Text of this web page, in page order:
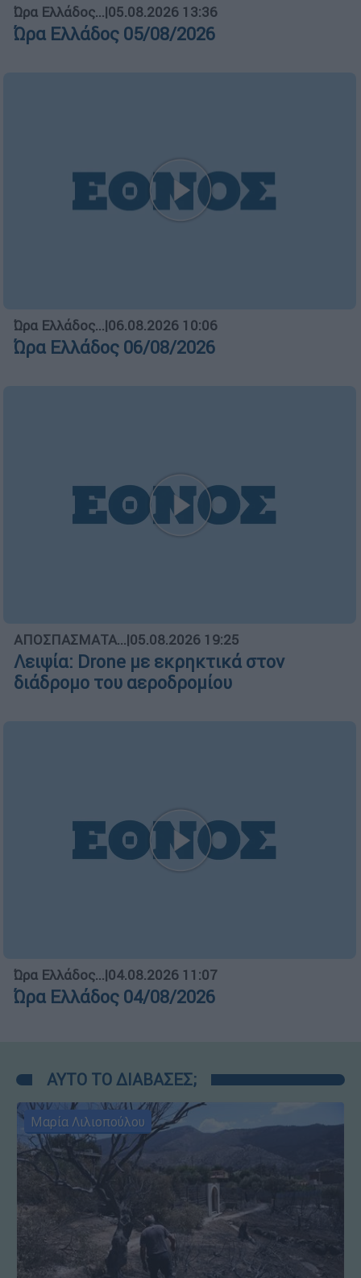
ΑΥΤΟ ΤΟ ΔΙΑΒΑΣΕΣ;
200.000 στρέμματα καμένα και η
χαλέπιος πεύκη της Αττικής σε